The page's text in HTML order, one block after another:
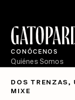
DOS TRENZAS,
MIXE
CONÓCENOS
Quiénes Somos
PÓDCASTS